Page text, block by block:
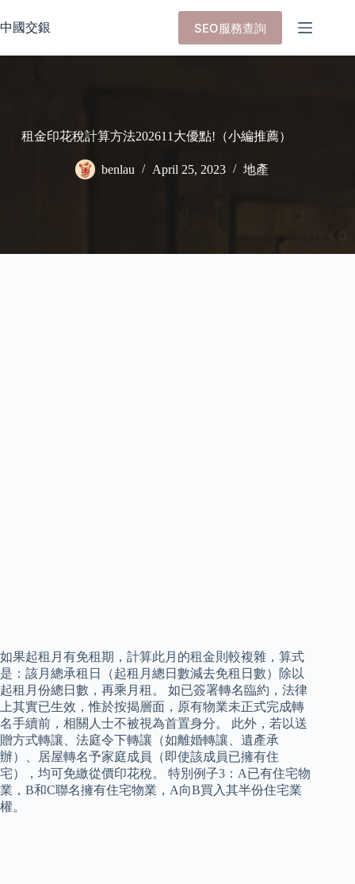
to
content
中國交銀 SEO服務查詢
租金印花稅計算方法202611大優點!（小編推薦）
benlau April 25, 2023 地產
如果起租月有免租期，計算此月的租金則較複雜，算式
是：該月總承租日（起租月總日數減去免租日數）除以
起租月份總日數，再乘月租。 如已簽署轉名臨約，法律
上其實已生效，惟於按揭層面，原有物業未正式完成轉
名手續前，相關人士不被視為首置身分。 此外，若以送
贈方式轉讓、法庭令下轉讓（如離婚轉讓、遺產承
辦）、居屋轉名予家庭成員（即使該成員已擁有住
宅），均可免繳從價印花稅。 特別例子3：A已有住宅物
業，B和C聯名擁有住宅物業，A向B買入其半份住宅業
權。